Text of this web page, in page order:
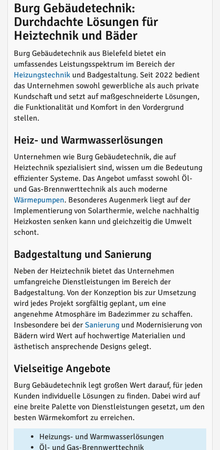
Burg Gebäudetechnik:
Durchdachte Lösungen für
Heiztechnik und Bäder
Burg Gebäudetechnik aus Bielefeld bietet ein
umfassendes Leistungsspektrum im Bereich der
Heizungstechnik und Badgestaltung. Seit 2022 bedient
das Unternehmen sowohl gewerbliche als auch private
Kundschaft und setzt auf maßgeschneiderte Lösungen,
die Funktionalität und Komfort in den Vordergrund
stellen.
Heiz- und Warmwasserlösungen
Unternehmen wie Burg Gebäudetechnik, die auf
Heiztechnik spezialisiert sind, wissen um die Bedeutung
effizienter Systeme. Das Angebot umfasst sowohl Öl-
und Gas-Brennwerttechnik als auch moderne
Wärmepumpen. Besonderes Augenmerk liegt auf der
Implementierung von Solarthermie, welche nachhaltig
Heizkosten senken kann und gleichzeitig die Umwelt
schont.
Badgestaltung und Sanierung
Neben der Heiztechnik bietet das Unternehmen
umfangreiche Dienstleistungen im Bereich der
Badgestaltung. Von der Konzeption bis zur Umsetzung
wird jedes Projekt sorgfältig geplant, um eine
angenehme Atmosphäre im Badezimmer zu schaffen.
Insbesondere bei der Sanierung und Modernisierung von
Bädern wird Wert auf hochwertige Materialien und
ästhetisch ansprechende Designs gelegt.
Vielseitige Angebote
Burg Gebäudetechnik legt großen Wert darauf, für jeden
Kunden individuelle Lösungen zu finden. Dabei wird auf
eine breite Palette von Dienstleistungen gesetzt, um den
besten Wärmekomfort zu erreichen.
Heizungs- und Warmwasserlösungen
Öl- und Gas-Brennwerttechnik